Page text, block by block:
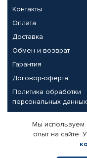
Контакты
Оплата
Доставка
Обмен и возврат
Гарантия
Договор-оферта
Политика обработки
персональных данных
Партнерам
Корпоративным
Поставщикам
Мы используем
опыт на сайте.